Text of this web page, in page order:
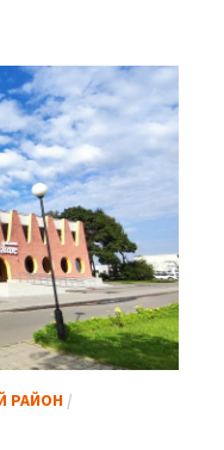
РАЙОН /